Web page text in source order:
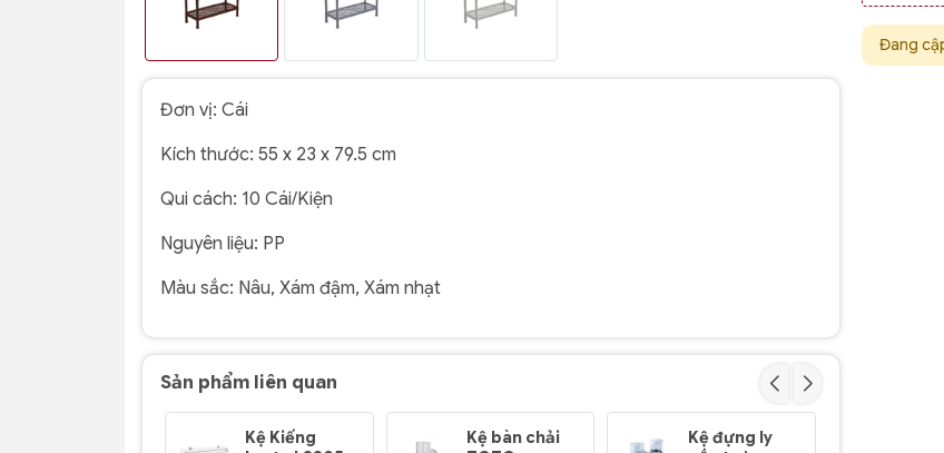
Đơn vị: Cái
Kích thước: 55 x 23 x 79.5 cm
Qui cách: 10 Cái/Kiện
Nguyên liệu: PP
Màu sắc: Nâu, Xám đậm, Xám nhạt
Sản phẩm liên quan
Kệ Kiếng
Kệ bàn chải
Kệ đựng ly
Đang